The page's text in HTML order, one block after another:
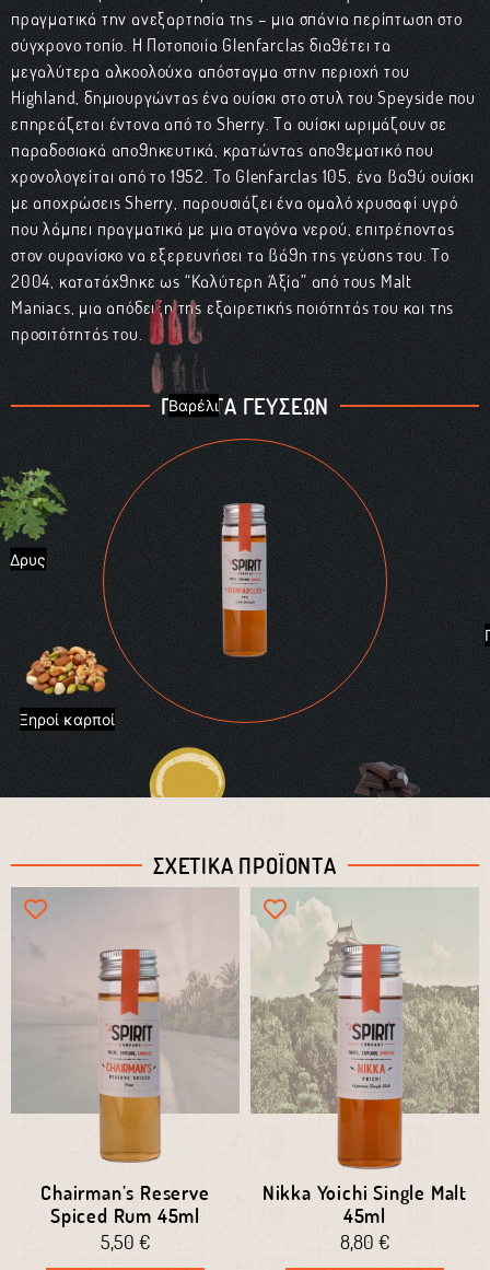
πραγματικά την ανεξαρτησία της – μια σπάνια περίπτωση στο
σύγχρονο τοπίο. Η Ποτοποιία Glenfarclas διαθέτει τα
μεγαλύτερα αλκοολούχα απόσταγμα στην περιοχή του
Highland, δημιουργώντας ένα ουίσκι στο στυλ του Speyside που
επηρεάζεται έντονα από το Sherry. Τα ουίσκι ωριμάζουν σε
παραδοσιακά αποθηκευτικά, κρατώντας αποθεματικό που
χρονολογείται από το 1952. Το Glenfarclas 105, ένα βαθύ ουίσκι
με αποχρώσεις Sherry, παρουσιάζει ένα ομαλό χρυσαφί υγρό
που λάμπει πραγματικά με μια σταγόνα νερού, επιτρέποντας
στον ουρανίσκο να εξερευνήσει τα βάθη της γεύσης του. Το
2004, κατατάχθηκε ως “Καλύτερη Αξία” από τους Malt
Maniacs, μια απόδειξη της εξαιρετικής ποιότητάς του και της
προσιτότητάς του.
ΠΑΛΕΤΑ ΓΕΥΣΕΩΝ
Ξηροί καρποί
Δρυς
Βαρέλι
ΣΧΕΤΙΚΑ ΠΡΟΪΟΝΤΑ
Chairman’s Reserve
Spiced Rum 45ml
5,50 €
Nikka Yoichi Single Malt
45ml
8,80 €